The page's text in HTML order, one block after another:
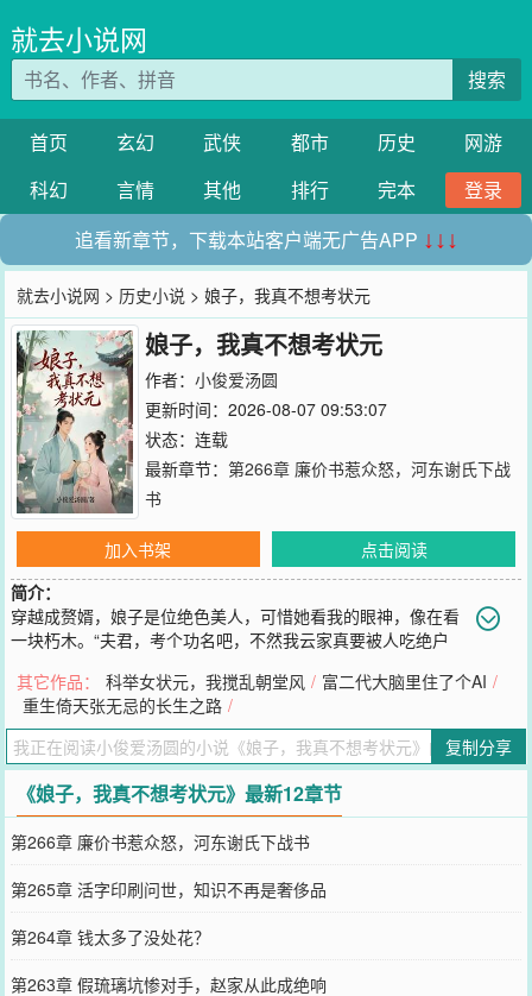
就去小说网
搜索
首页 玄幻 武侠 都市 历史
网游
科幻
言情 其他 排行 完本
登录
追看新章节，下载本站客户端无广告APP ↓↓↓
就去小说网 > 历史小说 > 娘子，我真不想考状元
娘子，我真不想考状元
作者： 小俊爱汤圆
更新时间：2026-08-07 09:53:07
状态：连载
最新章节： 第266章 廉价书惹众怒，河东谢氏下战
书
加入书架
点击阅读
简介：
穿越成赘婿，娘子是位绝色美人，可惜她看我的眼神，像在看
一块朽木。“夫君，考个功名吧，不然我云家真要被人吃绝户
“之乎者也”和简单的数理题，陷入了沉思。这玩意儿……需要考？好
吧，为了报答救命之恩，也为了不让美人娘子失望，我只好收起我的
咸鱼心，勉强……去屠个榜吧。
您要是觉得《娘子，我真不想考状元》还不错的话请不要忘记向您QQ
群和微博微信里的朋友推荐哦！
其它作品： 科举女状元，我搅乱朝堂风 / 富二代大脑里住了个AI /
重生倚天张无忌的长生之路 /
复制分享
《娘子，我真不想考状元》最新12章节
第266章 廉价书惹众怒，河东谢氏下战书
第265章 活字印刷问世，知识不再是奢侈品
第264章 钱太多了没处花？
第263章 假琉璃坑惨对手，赵家从此成绝响